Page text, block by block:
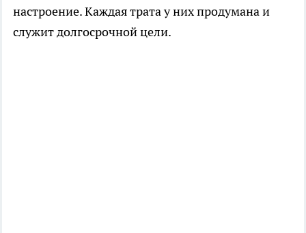
настроение. Каждая трата у них продумана и
служит долгосрочной цели.